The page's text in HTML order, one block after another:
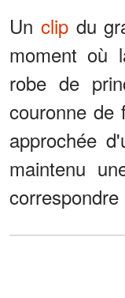
Un clipdu
moment où
robe de
couronne de
approchée
maintenu